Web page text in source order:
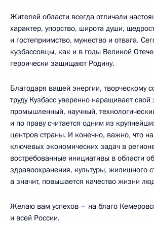
Жителей области всегда отличали
характер, упорство, широта души,
и гостеприимство, мужество и отвага.
кузбассовцы, как и в годы Великой
героически защищают Родину.
Благодаря вашей энергии, творческому
труду Кузбасс уверенно наращивает
промышленный, научный,
и по праву считается одним из
центров страны. И конечно, важно, что
ключевых экономических задач в
востребованные инициативы в области
здравоохранения, культуры, жилищного
а значит, повышается качество жизни
Желаю вам успехов – на благо
и всей России.